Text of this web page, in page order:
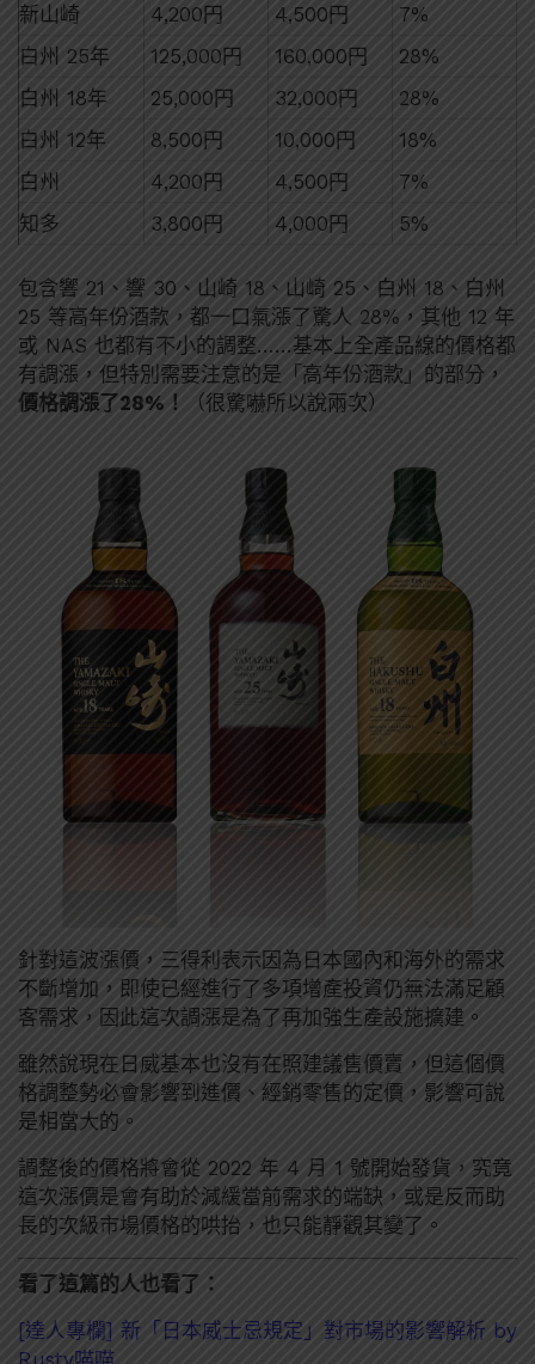
新山崎
4,200円 4,500円
7%
白州 25年
125,000円 160,000円
28%
白州 18年
25,000円 32,000円
28%
白州 12年
8,500円 10,000円
18%
白州
4,200円 4,500円
7%
知多
3,800円 4,000円 5%
包含響 21、響 30、山崎 18、山崎 25、白州 18、白州
25 等高年份酒款，都一口氣漲了驚人 28%，其他 12 年
或 NAS 也都有不小的調整……基本上全產品線的價格都
有調漲，但特別需要注意的是「高年份酒款」的部分，
價格調漲了28%！
（很驚嚇所以說兩次）
針對這波漲價，三得利表示因為日本國內和海外的需求
不斷增加，即使已經進行了多項增產投資仍無法滿足顧
客需求，因此這次調漲是為了再加強生產設施擴建。
雖然說現在日威基本也沒有在照建議售價賣，但這個價
格調整勢必會影響到進價、經銷零售的定價，影響可說
是相當大的。
調整後的價格將會從 2022 年 4 月 1 號開始發貨，究竟
這次漲價是會有助於減緩當前需求的端缺，或是反而助
長的次級市場價格的哄抬，也只能靜觀其變了。
看了這篇的人也看了：
[達人專欄] 新「日本威士忌規定」對市場的影響解析 by
Rusty喵喵